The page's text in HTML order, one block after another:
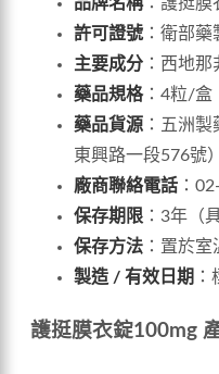
品牌名稱：護挺膜
許可證號 ：衛部
主要成分 ：西地
藥品規格：4粒/盒
藥品貨源 ：五洲
東興路一段576號）
廠商聯絡電話 ：
保存期限 ：3年（
保存方法 ：置於
製造 / 有效日期
護挺膜衣錠100mg